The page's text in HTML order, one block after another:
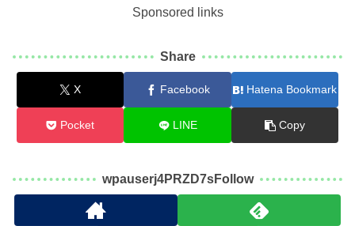
Sponsored links
Share
X Facebook Hatena Bookmark
Pocket LINE Copy
wpauserj4PRZD7sFollow